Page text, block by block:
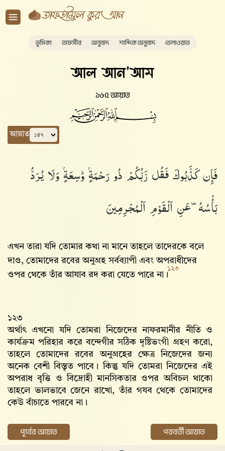
ভূমিকা তাফসীর অনুবাদ শাব্দিক অনুবাদ তেলাওয়াত
আল আন'আম
১৬৫ আয়াত
আয়াত
فَإِن كَذَّبُوكَ فَقُل رَّبُّكُمْ ذُو رَحْمَةٍۢ وَٰسِعَةٍۢ وَلَا يُرَدُّ
بَأْسُهُۥ عَنِ ٱلْقَوْمِ ٱلْمُجْرِمِينَ
এখন তারা যদি তোমার কথা না মানে তাহলে তাদেরকে বলে
দাও, তোমাদের রবের অনুগ্রহ সর্বব্যাপী এবং অপরাধীদের
ওপর থেকে তাঁর আযাব রদ করা যেতে পারে না।
১২৩
১২৩
অর্থাৎ এখনো যদি তোমরা নিজেদের নাফরমানীর নীতি ও
কার্যক্রম পরিহার করে বন্দেগীর সঠিক দৃষ্টিভংগী গ্রহণ করো,
তাহলে তোমাদের রবের অনুগ্রহের ক্ষেত্র নিজেদের জন্য
অনেক বেশী বিস্তৃত পাবে। কিন্তু যদি তোমরা নিজেদের এই
অপরাধ বৃত্তি ও বিদ্রোহী মানসিকতার ওপর অবিচল থাকো
তাহলে ভালভাবে জেনে রাখো, তাঁর গযব থেকে তোমাদের
কেউ বাঁচাতে পারবে না।
পূর্বের আয়াত পরবর্তী আয়াত